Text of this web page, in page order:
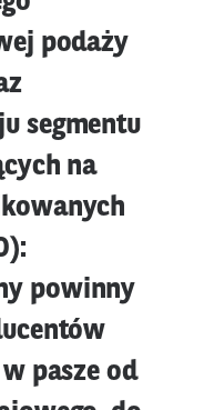
podaży
segmentu
na
powinny
pasze od